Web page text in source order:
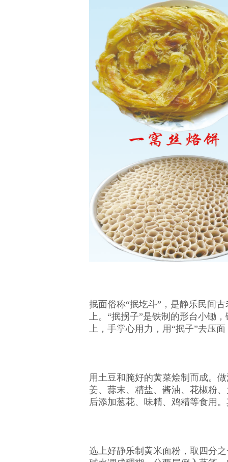
抿面俗称“抿圪斗”，是静乐民间
上。“抿拐子”是铁制的形台小锄
上，手掌心用力，用“抿子”去压
用土豆和腌好的黄菜烩制而成。
姜、蒜末、精盐、酱油、花椒粉
后添加葱花、味精、鸡精等食用
选上好静乐制黄米面粉，取四分